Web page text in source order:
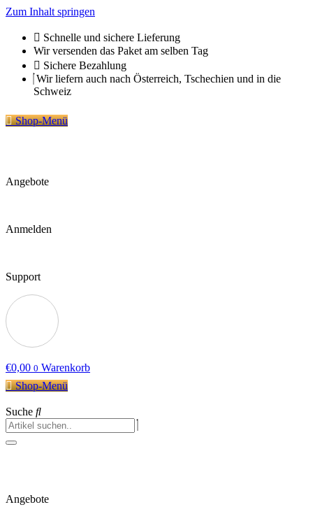
Zum Inhalt springen
Schnelle und sichere Lieferung
Wir versenden das Paket am selben Tag
Sichere Bezahlung
Wir liefern auch nach Österreich, Tschechien und in die
Schweiz
Shop-Menü
Angebote
Anmelden
Support
€0,00 0 Warenkorb
Shop-Menü
Suche
Angebote